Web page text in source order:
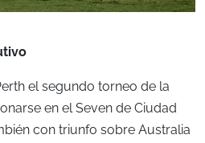
el segundo torneo de la
en el Seven de Ciudad
con triunfo sobre Australia